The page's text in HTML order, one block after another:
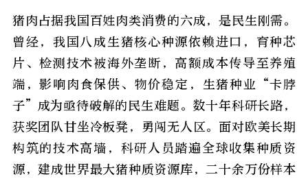
猪肉占据我国百姓肉类消费的六成，是民生刚需。
曾经，我国八成生猪核心种源依赖进口，育种芯
片、检测技术被海外垄断，高额成本传导至养殖
端，影响肉食保供、物价稳定，生猪种业“卡脖
子”成为亟待破解的民生难题。数十年科研长路，
获奖团队甘坐冷板凳，勇闯无人区。面对欧美长期
构筑的技术高墙，科研人员踏遍全球收集种质资
源，建成世界最大猪种质资源库，二十余万份样本